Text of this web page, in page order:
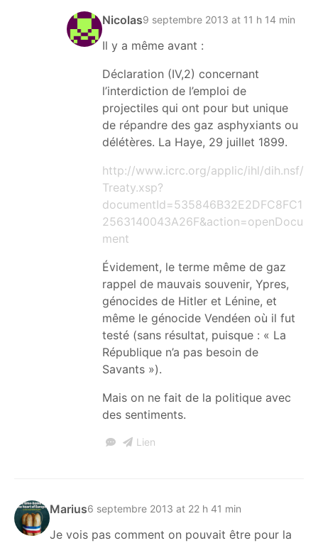
Nicolas9 septembre 2013 at 11 h 14 min
Il y a même avant :
Déclaration (IV,2) concernant
l’interdiction de l’emploi de
projectiles qui ont pour but unique
de répandre des gaz asphyxiants ou
délétères. La Haye, 29 juillet 1899.
http://www.icrc.org/applic/ihl/dih.nsf/
Treaty.xsp?
documentId=535846B32E2DFC8FC1
2563140043A26F&action=openDocu
ment
Évidement, le terme même de gaz
rappel de mauvais souvenir, Ypres,
génocides de Hitler et Lénine, et
même le génocide Vendéen où il fut
testé (sans résultat, puisque : « La
République n’a pas besoin de
Savants »).
Mais on ne fait de la politique avec
des sentiments.
Lien
Marius6 septembre 2013 at 22 h 41 min
Je vois pas comment on pouvait être pour la